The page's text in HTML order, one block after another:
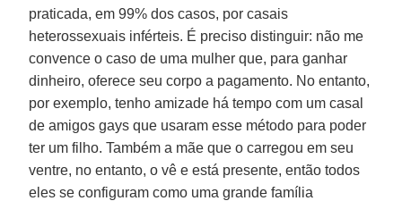
praticada, em 99% dos casos, por casais
heterossexuais inférteis. É preciso distinguir: não me
convence o caso de uma mulher que, para ganhar
dinheiro, oferece seu corpo a pagamento. No entanto,
por exemplo, tenho amizade há tempo com um casal
de amigos gays que usaram esse método para poder
ter um filho. Também a mãe que o carregou em seu
ventre, no entanto, o vê e está presente, então todos
eles se configuram como uma grande família